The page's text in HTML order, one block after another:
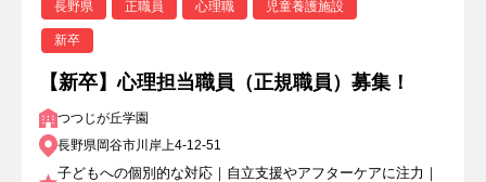
長野県 正職員 心理職 児童養護施設
新卒
【新卒】心理担当職員（正規職員）募集！
つつじが丘学園
長野県岡谷市川岸上4-12-51
子どもへの個別的な対応｜自立支援やアフターケアに注力｜